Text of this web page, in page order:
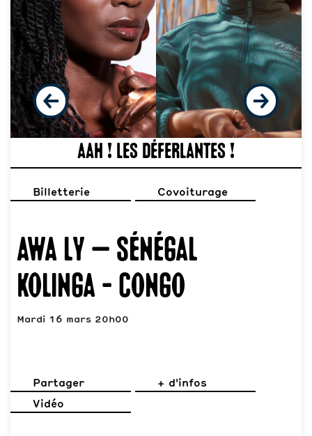
Aah ! Les déferlantes !
Billetterie Covoiturage
Awa Ly – Sénégal
Kolinga - Congo
Mardi 16 mars 20h00
Partager + d'infos
Vidéo